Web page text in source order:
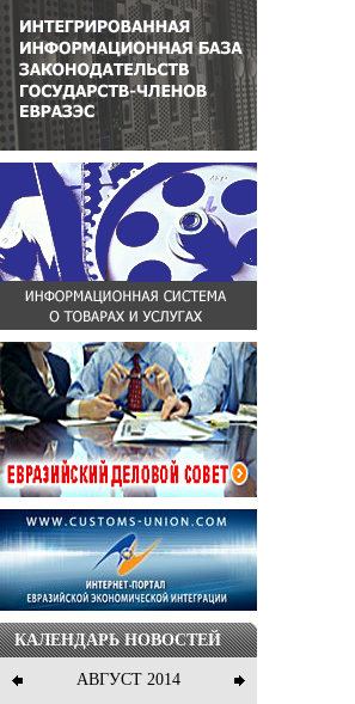
КАЛЕНДАРЬ НОВОСТЕЙ
АВГУСТ 2014